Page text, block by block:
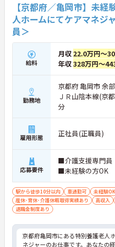
【京都府／亀岡市】未
人ホームにてケアマネジ
員＞
給料
月収 22.0万円～
年収328万円～
勤務地
京都府 亀岡市 余
ＪＲ山陰本線(京
分
雇用形態 正社員(正職員)
応募要件
■介護支援専門員
■未経験の方OK
駅から徒歩10分以内 車通勤可 未経験OK
産休･育休･介護休暇取得実績あり
高収入
退職金制度あり
京都府亀岡市にある特別養護老人
ネジャーのお仕事です。あなたの